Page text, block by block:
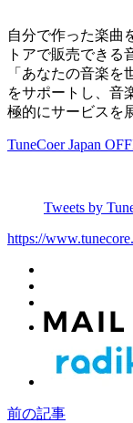
自分で作った楽曲
トアで販売できる
「あなたの音楽
をサポートし、音
極的にサービスを
TuneCoer Japan
Tweets by
https://
前の記事